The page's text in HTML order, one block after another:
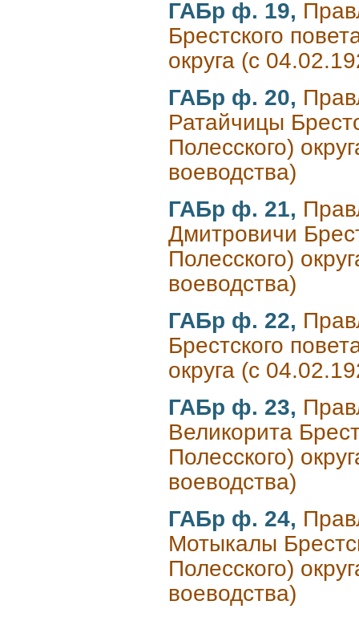
ГАБр ф. 19,
Брестского
округа (с
ГАБр ф. 20,
Ратайчицы
Полесского)
воеводства)
ГАБр ф. 21,
Дмитровичи
Полесского)
воеводства)
ГАБр ф. 22,
Брестского
округа (с
ГАБр ф. 23,
Великорита
Полесского)
воеводства)
ГАБр ф. 24,
Мотыкалы
Полесского)
воеводства)